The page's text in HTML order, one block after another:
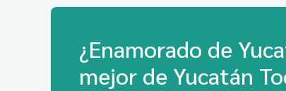
¿Enamorado de
mejor de Yucatán